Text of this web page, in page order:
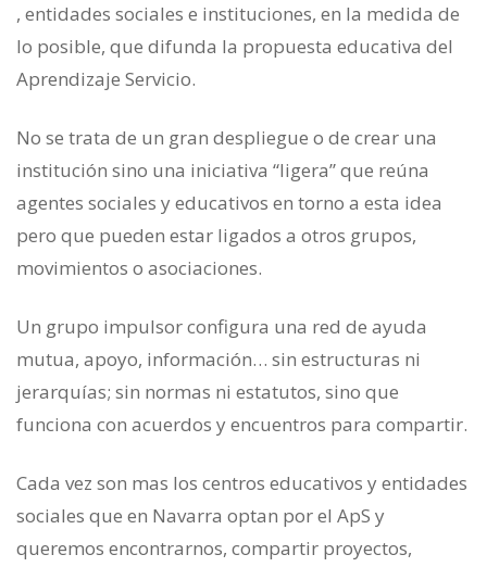
, entidades sociales e instituciones, en la medida de
lo posible, que difunda la propuesta educativa del
Aprendizaje Servicio.
No se trata de un gran despliegue o de crear una
institución sino una iniciativa “ligera” que reúna
agentes sociales y educativos en torno a esta idea
pero que pueden estar ligados a otros grupos,
movimientos o asociaciones.
Un grupo impulsor configura una red de ayuda
mutua, apoyo, información… sin estructuras ni
jerarquías; sin normas ni estatutos, sino que
funciona con acuerdos y encuentros para compartir.
Cada vez son mas los centros educativos y entidades
sociales que en Navarra optan por el ApS y
queremos encontrarnos, compartir proyectos,